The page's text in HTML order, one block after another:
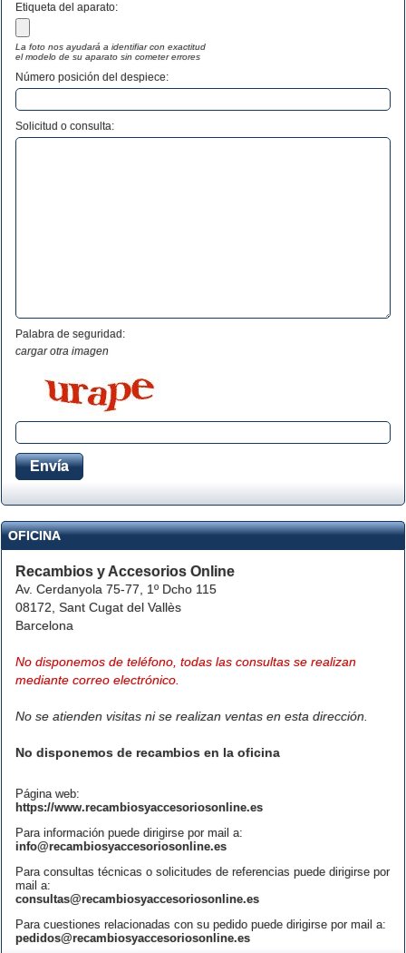
Etiqueta del aparato:
La foto nos ayudará a identifiar con exactitud
el modelo de su aparato sin cometer errores
Número posición del despiece:
Solicitud o consulta:
Palabra de seguridad:
cargar otra imagen
OFICINA
Recambios y Accesorios Online
Av. Cerdanyola 75-77, 1º Dcho 115
08172, Sant Cugat del Vallès
Barcelona
No disponemos de teléfono, todas las consultas se realizan
mediante correo electrónico.
No se atienden visitas ni se realizan ventas en esta dirección.
No disponemos de recambios en la oficina
Página web:
https://www.recambiosyaccesoriosonline.es
Para información puede dirigirse por mail a:
info@recambiosyaccesoriosonline.es
Para consultas técnicas o solicitudes de referencias puede dirigirse por
mail a:
consultas@recambiosyaccesoriosonline.es
Para cuestiones relacionadas con su pedido puede dirigirse por mail a:
pedidos@recambiosyaccesoriosonline.es